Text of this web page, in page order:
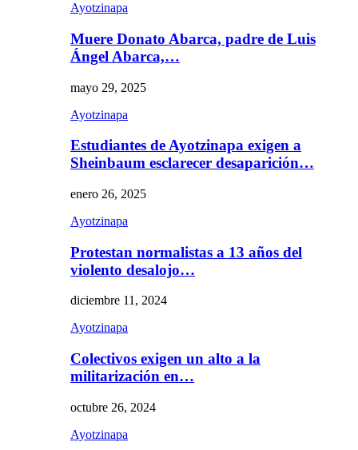
Ayotzinapa
Muere Donato Abarca, padre de Luis
Ángel Abarca,…
mayo 29, 2025
Ayotzinapa
Estudiantes de Ayotzinapa exigen a
Sheinbaum esclarecer desaparición…
enero 26, 2025
Ayotzinapa
Protestan normalistas a 13 años del
violento desalojo…
diciembre 11, 2024
Ayotzinapa
Colectivos exigen un alto a la
militarización en…
octubre 26, 2024
Ayotzinapa